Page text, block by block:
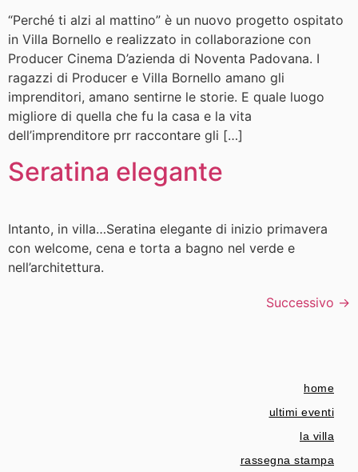
“Perché ti alzi al mattino” è un nuovo progetto ospitato
in Villa Bornello e realizzato in collaborazione con
Producer Cinema D’azienda di Noventa Padovana. I
ragazzi di Producer e Villa Bornello amano gli
imprenditori, amano sentirne le storie. E quale luogo
migliore di quella che fu la casa e la vita
dell’imprenditore prr raccontare gli […]
Seratina elegante
Intanto, in villa…Seratina elegante di inizio primavera
con welcome, cena e torta a bagno nel verde e
nell’architettura.
Successivo →
home
ultimi eventi
la villa
rassegna stampa